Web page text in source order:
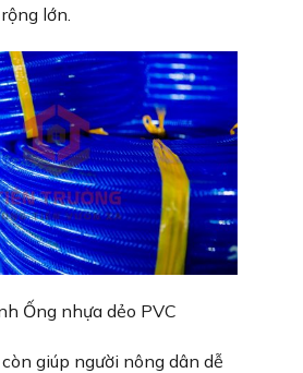
lớn.
Ống nhựa dẻo PVC
còn giúp người nông dân dễ